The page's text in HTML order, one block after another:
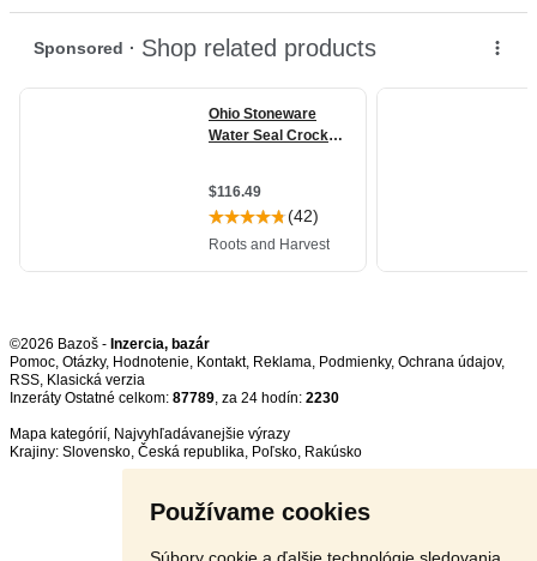
Používame cookies
Súbory cookie a ďalšie technológie sledovania
©2026 Bazoš - Inzercia, bazár
Pomoc, Otázky, Hodnotenie, Kontakt, Reklama, Podmienky, Ochrana údajov,
RSS,
Inzeráty Ostatné celkom: 87789, za 24 hodín: 2230
Mapa kategórií, Najvyhľadávanejšie výrazy
Krajiny: Slovensko, Česká republika, Poľsko, Rakúsko